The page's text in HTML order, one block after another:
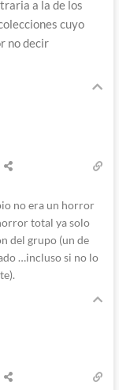
a la de los
cuyo
no decir
no era un horror
total ya solo
del grupo (un de
…incluso si no lo